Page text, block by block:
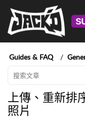
Guides & FAQ
上傳、重新排
照片